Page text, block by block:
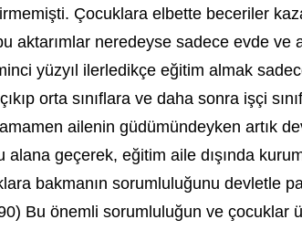
Çocuklara elbette beceriler
aktarımlar neredeyse sadece evde
yüzyıl ilerledikçe eğitim almak
orta sınıflara ve daha sonra işçi
ailenin güdümündeyken artık
alana geçerek, eğitim aile dışında
bakmanın sorumluluğunu devletle
Bu önemli sorumluluğun ve çocuklar